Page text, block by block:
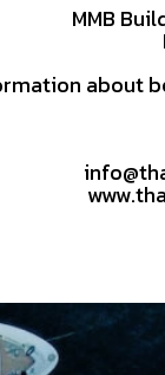
MMB
about